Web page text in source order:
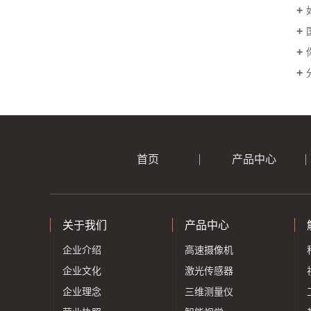
首页 产品中心
关于我们
企业介绍
企业文化
企业理念
产品中心
高速摄像机
激光传感器
三维测量仪